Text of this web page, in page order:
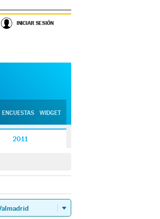
INICIAR SESIÓN
ENCUESTAS WIDGET
2011